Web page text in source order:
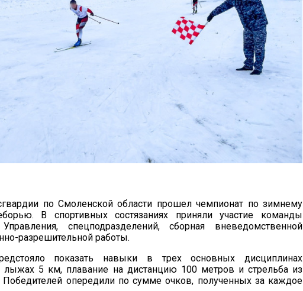
по Смоленской области прошел чемпионат по зимнему
В спортивных состязаниях приняли участие команды
Управления, спецподразделений, сборная вневедомственной
разрешительной работы.
показать навыки в трех основных дисциплинах
лыжах 5 км, плавание на дистанцию 100 метров и стрельба из
Победителей опередили по сумме очков, полученных за каждое